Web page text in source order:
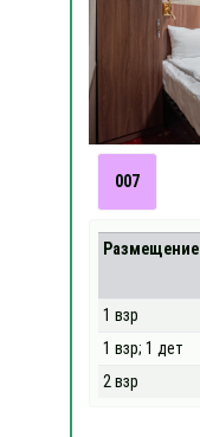
007
Размещение
1 взр
1 взр; 1 дет
2 взр